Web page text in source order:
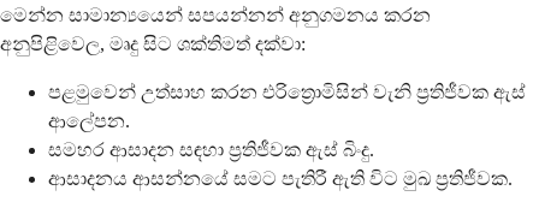
මෙන්න සාමාන්‍යයෙන් සපයන්නන් අනුගමනය කරන
අනුපිළිවෙල, මෘදු සිට ශක්තිමත් දක්වා:
පළමුවෙන් උත්සාහ කරන එරිත්‍රොමිසින් වැනි ප්‍රතිජීවක ඇස්
ආලේපන.
සමහර ආසාදන සඳහා ප්‍රතිජීවක ඇස් බිංදු.
ආසාදනය ආසන්නයේ සමට පැතිරී ඇති විට මුඛ ප්‍රතිජීවක.